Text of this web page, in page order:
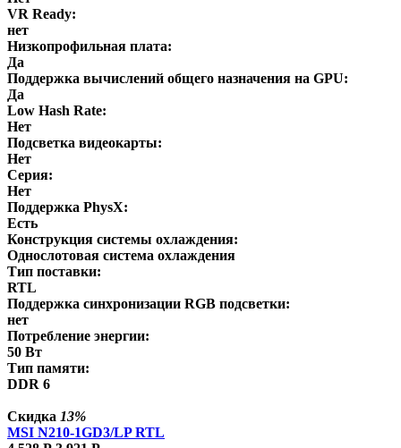
VR Ready:
нет
Низкопрофильная плата:
Да
Поддержка вычислений общего назначения на GPU:
Да
Low Hash Rate:
Нет
Подсветка видеокарты:
Нет
Серия:
Нет
Поддержка PhysX:
Есть
Конструкция системы охлаждения:
Однослотовая система охлаждения
Тип поставки:
RTL
Поддержка синхронизации RGB подсветки:
нет
Потребление энергии:
50 Вт
Тип памяти:
DDR 6
Скидка 13%
MSI N210-1GD3/LP RTL